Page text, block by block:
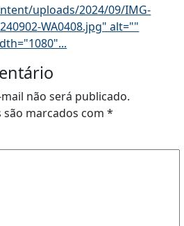
uploads/2024/09/IMG-
WA0408.jpg" alt=""
não será publicado.
marcados com *